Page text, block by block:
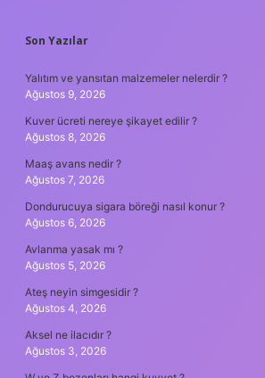
SIDEBAR
Son Yazılar
Yalıtım ve yansıtan malzemeler nelerdir ?
Ağustos 9, 2026
Kuver ücreti nereye şikayet edilir ?
Ağustos 8, 2026
Maaş avans nedir ?
Ağustos 7, 2026
Dondurucuya sigara böreği nasıl konur ?
Ağustos 6, 2026
Avlanma yasak mı ?
Ağustos 5, 2026
Ateş neyin simgesidir ?
Ağustos 4, 2026
Aksel ne ilacıdır ?
Ağustos 3, 2026